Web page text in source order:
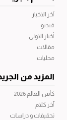
آخر الاخبار
فيديو
أخبار الاولى
مقالات
محليات
المزيد من
كأس العالم 2026
آخر كلام
تحقيقات و دراسات